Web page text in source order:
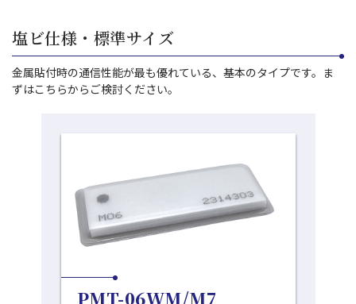
塩ビ仕様・標準サイズ
金属貼付時の通信性能が最も優れている、基本のタイプです。ま
ずはこちらからご検討ください。
PMT-06WM/M7